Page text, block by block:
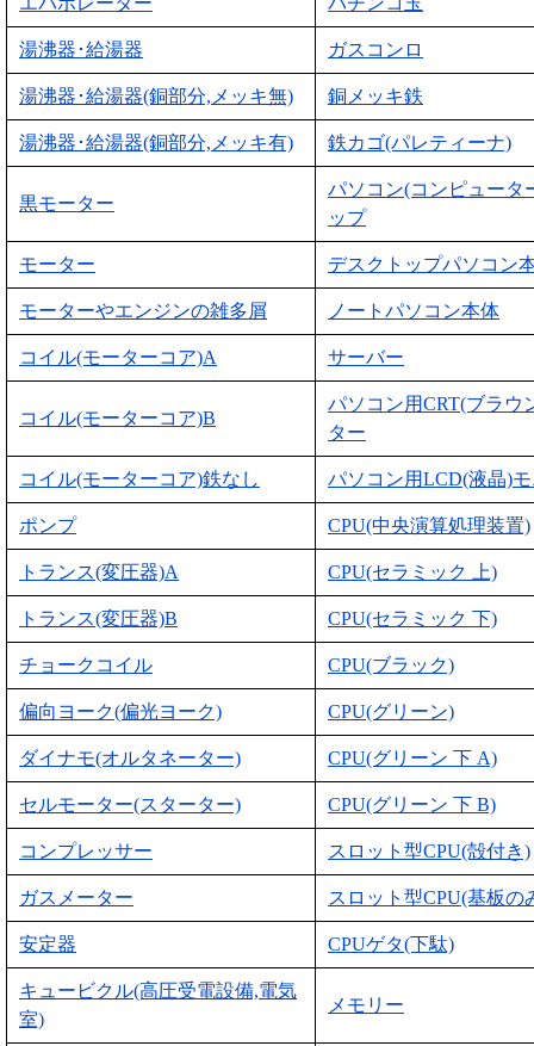
湯沸器･給湯器 ガスコンロ
湯沸器･給湯器(銅部分,メッキ無) 銅メッキ鉄
湯沸器･給湯器(銅部分,メッキ有) 鉄カゴ(パレティーナ)
黒モーター
パソコン(コンピュータ
ップ
モーター デスクトップパソコン
モーターやエンジンの雑多屑 ノートパソコン本体
コイル(モーターコア)A サーバー
コイル(モーターコア)B
パソコン用CRT(ブラウ
ター
コイル(モーターコア)鉄なし パソコン用LCD(液晶)
ポンプ CPU(中央演算処理装置)
トランス(変圧器)A CPU(セラミック 上)
トランス(変圧器)B CPU(セラミック 下)
チョークコイル CPU(ブラック)
偏向ヨーク(偏光ヨーク) CPU(グリーン)
ダイナモ(オルタネーター) CPU(グリーン 下 A)
セルモーター(スターター) CPU(グリーン 下 B)
コンプレッサー スロット型CPU(殻付き)
ガスメーター スロット型CPU(基板の
安定器 CPUゲタ(下駄)
キュービクル(高圧受電設備,電気
室)
メモリー